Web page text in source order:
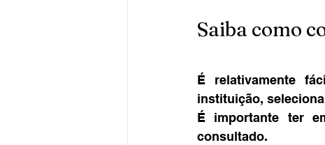
Saiba como
É relativamente
instituição,
É importante ter
consultado.